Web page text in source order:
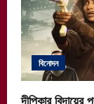
বিনোদন
দীপিকার